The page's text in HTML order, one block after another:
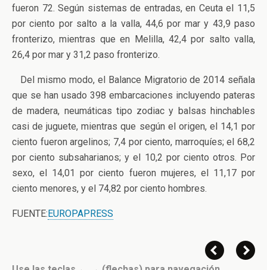
fueron 72. Según sistemas de entradas, en Ceuta el 11,5
por ciento por salto a la valla, 44,6 por mar y 43,9 paso
fronterizo, mientras que en Melilla, 42,4 por salto valla,
26,4 por mar y 31,2 paso fronterizo.
Del mismo modo, el Balance Migratorio de 2014 señala
que se han usado 398 embarcaciones incluyendo pateras
de madera, neumáticas tipo zodiac y balsas hinchables
casi de juguete, mientras que según el origen, el 14,1 por
ciento fueron argelinos; 7,4 por ciento, marroquíes; el 68,2
por ciento subsaharianos; y el 10,2 por ciento otros. Por
sexo, el 14,01 por ciento fueron mujeres, el 11,17 por
ciento menores, y el 74,82 por ciento hombres.
FUENTE: EUROPAPRESS